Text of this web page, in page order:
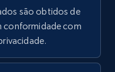
posts
Post
são obtidos de
conformidade com